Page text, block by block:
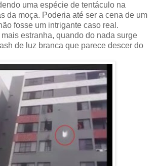
uma espécie de tentáculo na
da moça. Poderia até ser a cena de um
fosse um intrigante caso real.
estranha, quando do nada surge
de luz branca que parece descer do